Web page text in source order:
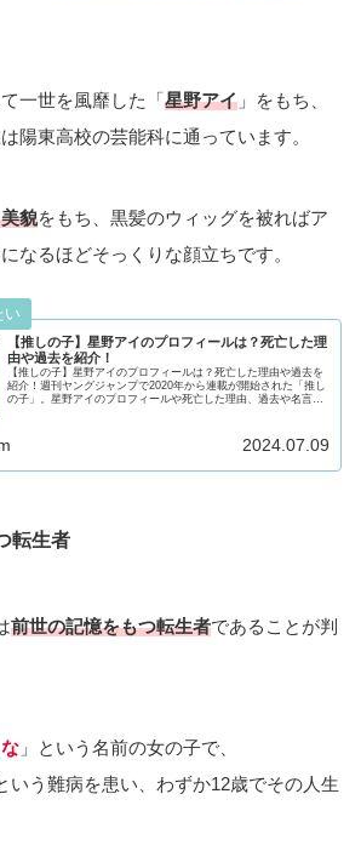
一世を風靡した「星野アイ 」をもち、
陽東高校の芸能科に通っています。
貌をもち、黒髪のウィッグを被ればア
なるほどそっくりな顔立ちです。
【推しの子】星野アイのプロフィールは？死亡した理
由や過去を紹介！
【推しの子】星野アイのプロフィールは？死亡した理由や過去を
紹介！週刊ヤングジャンプで2020年から連載が開始された「推し
の子」。星野アイのプロフィールや死亡した理由、過去や名言・
2024.07.09
転生者
前世の記憶をもつ転生者であることが判
」という名前の女の子で、
いう難病を患い、わずか12歳でその人生